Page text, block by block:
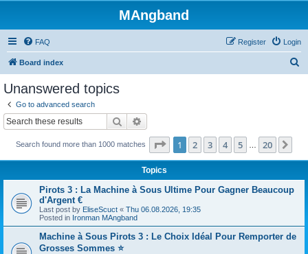
MAngband
FAQ Login
Register
Board index
Unanswered topics
Go to advanced search
Search
Search found more than 1000 matches Page 1of 20
1 2 3 4 5 20
Topics
Pirots 3 : La Machine à Sous Ultime Pour Gagner Beaucoup
d'Argent €
Last post by EliseScuct « Thu 06.08.2026, 19:35
Posted in Ironman MAngband
Machine à Sous Pirots 3 : Le Choix Idéal Pour Remporter de
Grosses Sommes ⭐